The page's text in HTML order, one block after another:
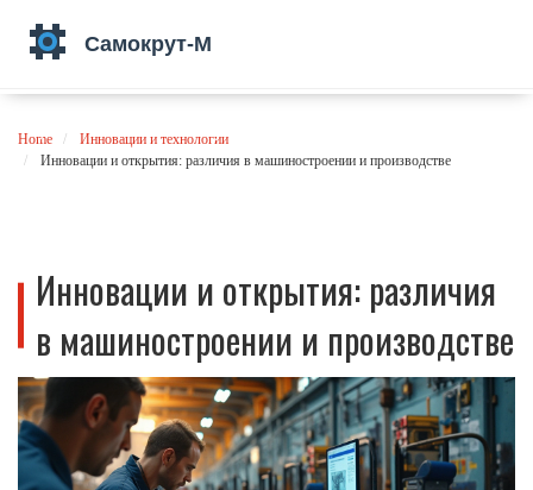
Home
Инновации и технологии
Инновации и открытия: различия в машиностроении и производстве
Инновации и открытия: различия
в машиностроении и производстве